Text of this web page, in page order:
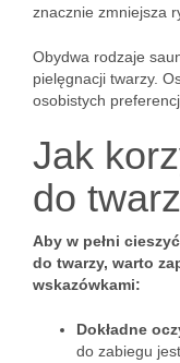
znacznie zmniejsza
Obydwa rodzaje
pielęgnacji twarzy.
osobistych
Jak
do
Aby w pełni
do twarzy, warto
wskazówkami:
Dokładne
do zabiegu